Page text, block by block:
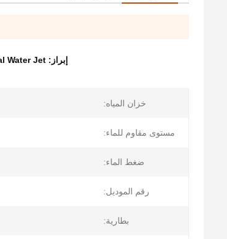
إبراز: Water Jet
خزان المياه:
مستوى مقاوم للماء:
ضغط الماء:
رقم الموديل:
بطارية: